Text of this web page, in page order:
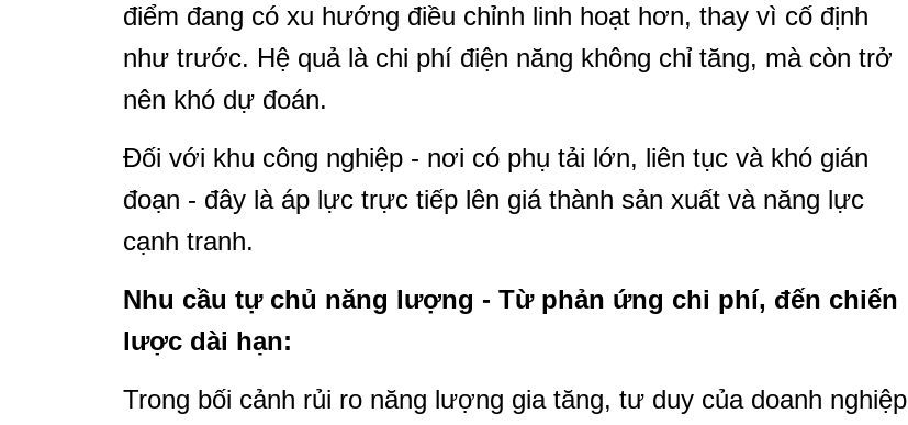
điểm đang có xu hướng điều chỉnh linh hoạt hơn, thay vì cố định
như trước. Hệ quả là chi phí điện năng không chỉ tăng, mà còn trở
nên khó dự đoán.
Đối với khu công nghiệp - nơi có phụ tải lớn, liên tục và khó gián
đoạn - đây là áp lực trực tiếp lên giá thành sản xuất và năng lực
cạnh tranh.
Nhu cầu tự chủ năng lượng - Từ phản ứng chi phí, đến chiến
lược dài hạn:
Trong bối cảnh rủi ro năng lượng gia tăng, tư duy của doanh nghiệp